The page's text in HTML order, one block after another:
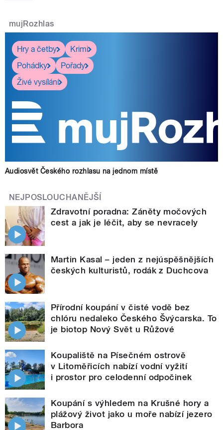
mujRozhlas
Hry a četby
Krimi
Pohádky
Pořady
Živé vysílání
Audiosvět Českého rozhlasu na jednom místě
NEJPOSLOUCHANĚJŠÍ
Zdravotní poradna: Záněty močových
cest a jak je léčit, aby se nevracely
Martin Kasal – jeden z nejúspěšnějších
českých kulturistů, rodák z Duchcova
Přírodní koupání v čisté vodě bez
chlóru nedaleko Českého Švýcarska. To
je biotop Nový Svět u Růžové
Koupaliště na Písečném ostrově
v Litoměřicích nabízí vodní vyžití
i prostor pro celodenní odpočinek
Koupání s výhledem na Krušné hory a
plážový život jako u moře nabízí jezero
Barbora